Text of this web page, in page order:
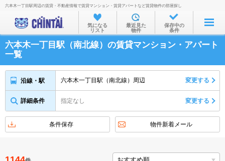
お部屋を探す
沿線・駅から
住所から
家賃相場から
不動産会社から
六本木一丁目駅周辺の賃貸・不動産情報で賃貸マンション・賃貸アパートなど賃貸物件の部屋探し
気になる
リスト
最近見た
物件
保存中の
条件
六本木一丁目駅（南北線）の賃貸マンション・アパート
一覧
沿線・駅 六本木一丁目駅（南北線）周辺 変更する
詳細条件 指定なし 変更する
条件保存 物件新着メール